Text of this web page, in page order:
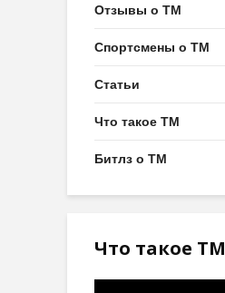
Отзывы о ТМ
Спортсмены о ТМ
Статьи
Что такое ТМ
Битлз о ТМ
Что такое ТМ